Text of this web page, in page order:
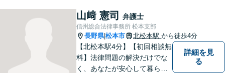
山﨑 憲司 弁護士
信州総合法律事務所 松本支部
長野県|松本市 北松本駅 から徒歩4分
【北松本駅4分】【初回相談無
料】法律問題の解決だけでな
く、あなたが安心して暮らせ
詳細を見
る